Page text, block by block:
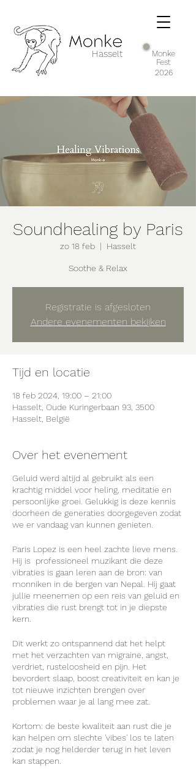
Hasselt
Monke
Fest
2026
Soundhealing by Paris
zo 18 feb
  |
Hasselt
Soothe & Relax
Registratie is afgesloten
Andere evenementen bekijken
Tijd en locatie
18 feb 2024, 19:00 – 21:00
Hasselt, Oude Kuringerbaan 93, 3500
Hasselt, België
Over het evenement
Geluid werd altijd al gebruikt als een
krachtig middel voor heling, meditatie en
persoonlijke groei. Gelukkig is deze kennis
doorheen de generaties doorgegeven zodat
we er vandaag van kunnen genieten.
Paris Lopez is een heel zachte lieve mens.
Hij is professioneel muzikant die deze
vibraties is gaan leren aan de bron: van
monniken in de bergen van Nepal. Hij gaat
jullie meenemen op een reis van geluid en
vibraties die rust brengt tot in je diepste
kern.
Dit werkt zo ontspannend dat het helpt
met het verzachten van migraine, angst,
verdriet, rusteloosheid en pijn. Het
bevordert slaap, boost creativiteit en kan je
tot nieuwe inzichten brengen over
problemen waar je al lang mee zat.
Kortom: de beste kwaliteit aan rust die je
kan helpen om slechte 'vibes' los te laten
zodat je nog helderder terug in het leven
kan stappen.